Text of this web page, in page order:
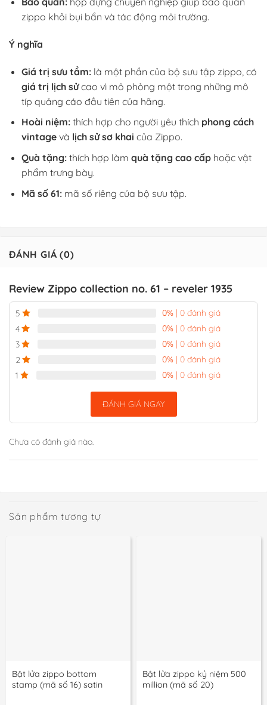
zippo khỏi bụi bẩn và tác động môi trường.
Ý nghĩa
Giá trị sưu tầm:là một phần của bộ sưu tập zippo, có
giá trị lịch sửcao vì mô phỏng một trong những mô
típ quảng cáo đầu tiên của hãng.
Hoài niệm:thích hợp cho người yêu thích phong cách
vintagevà lịch sử sơ khai của Zippo.
Quà tặng:thích hợp làm quà tặng cao cấphoặc vật
phẩm trưng bày.
Mã số 61:mã số riêng của bộ sưu tập.
ĐÁNH GIÁ (0)
Review Zippo collection no. 61 – reveler 1935
5 0% | 0 đánh giá
4
0% | 0 đánh giá
3
0% | 0 đánh giá
2
0% | 0 đánh giá
1
0% | 0 đánh giá
ĐÁNH GIÁ NGAY
Chưa có đánh giá nào.
Sản phẩm tương tự
Bật lửa zippo bottom
stamp (mã số 16) satin
Bật lửa zippo kỷ niệm 500
million (mã số 20)